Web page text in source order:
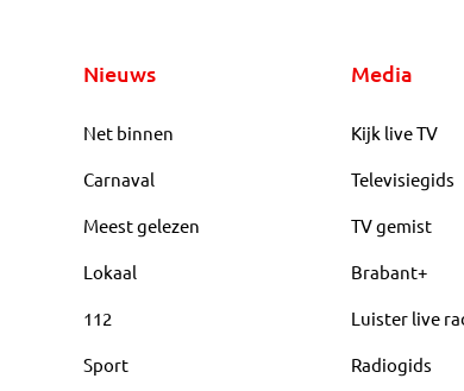
Nieuws
Net binnen
Carnaval
Meest gelezen
Lokaal
112
Sport
Media
Kijk live TV
Televisiegids
TV gemist
Brabant+
Luister live
Radiogids